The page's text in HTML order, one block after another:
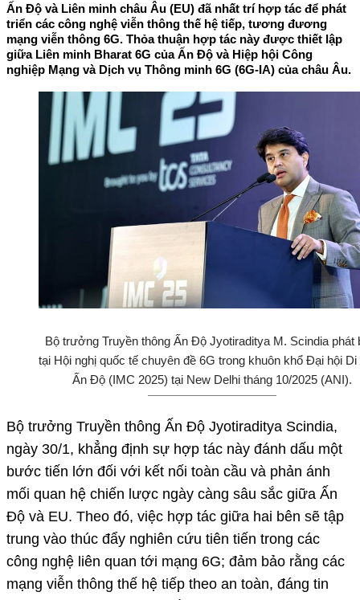
Ấn Độ và Liên minh châu Âu (EU) đã nhất trí hợp tác để phát
triển các công nghệ viễn thông thế hệ tiếp, tương đương
mạng viễn thông 6G. Thỏa thuận hợp tác này được thiết lập
giữa Liên minh Bharat 6G của Ấn Độ và Hiệp hội Công
nghiệp Mạng và Dịch vụ Thông minh 6G (6G-IA) của châu Âu.
Bộ trưởng Truyền thông Ấn Độ Jyotiraditya M. Scindia phát
tại Hội nghị quốc tế chuyên đề 6G trong khuôn khổ Đại hội Di
Ấn Độ (IMC 2025) tại New Delhi tháng 10/2025 (ANI).
Bộ trưởng Truyền thông Ấn Độ Jyotiraditya Scindia,
ngày 30/1, khẳng định sự hợp tác này đánh dấu một
bước tiến lớn đối với kết nối toàn cầu và phản ánh
mối quan hệ chiến lược ngày càng sâu sắc giữa Ấn
Độ và EU. Theo đó, việc hợp tác giữa hai bên sẽ tập
trung vào thúc đẩy nghiên cứu tiên tiến trong các
công nghệ liên quan tới mạng 6G; đảm bảo rằng các
mạng viễn thông thế hệ tiếp theo an toàn, đáng tin